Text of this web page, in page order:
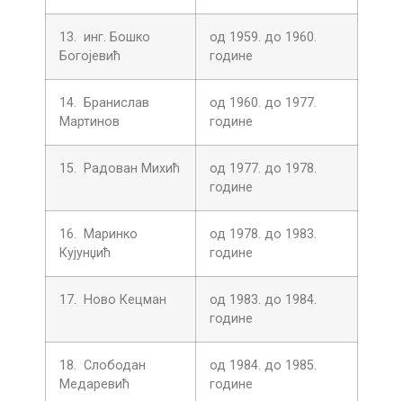
13. инг. Бошко
Богојевић
од 1959. до 1960.
године
14. Бранислав
Мартинов
од 1960. до 1977.
године
15. Радован Михић
од 1977. до 1978.
године
16. Маринко
Кујунџић
од 1978. до 1983.
године
17. Ново Кецман
од 1983. до 1984.
године
18. Слободан
Медаревић
од 1984. до 1985.
године